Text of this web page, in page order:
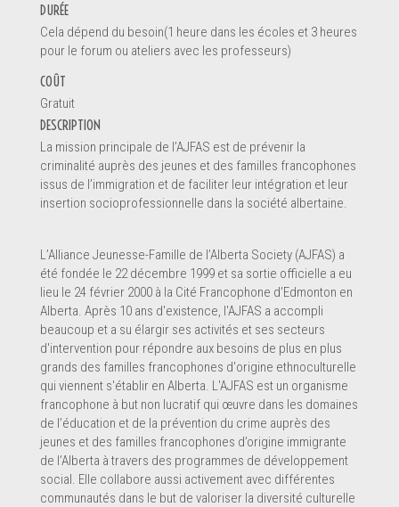
DURÉE
Cela dépend du besoin(1 heure dans les écoles et 3 heures
pour le forum ou ateliers avec les professeurs)
COÛT
Gratuit
DESCRIPTION
La mission principale de l’AJFAS est de prévenir la
criminalité auprès des jeunes et des familles francophones
issus de l’immigration et de faciliter leur intégration et leur
insertion socioprofessionnelle dans la société albertaine.
L’Alliance Jeunesse-Famille de l’Alberta Society (AJFAS) a
été fondée le 22 décembre 1999 et sa sortie officielle a eu
lieu le 24 février 2000 à la Cité Francophone d’Edmonton en
Alberta. Après 10 ans d'existence, l'AJFAS a accompli
beaucoup et a su élargir ses activités et ses secteurs
d'intervention pour répondre aux besoins de plus en plus
grands des familles francophones d'origine ethnoculturelle
qui viennent s'établir en Alberta. L'AJFAS est un organisme
francophone à but non lucratif qui œuvre dans les domaines
de l’éducation et de la prévention du crime auprès des
jeunes et des familles francophones d’origine immigrante
de l’Alberta à travers des programmes de développement
social. Elle collabore aussi activement avec différentes
communautés dans le but de valoriser la diversité culturelle